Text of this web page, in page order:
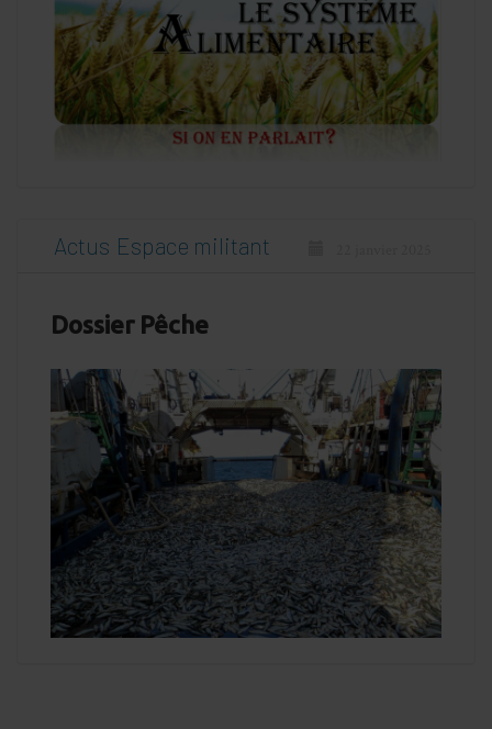
Actus Espace militant
Dossier Pêche